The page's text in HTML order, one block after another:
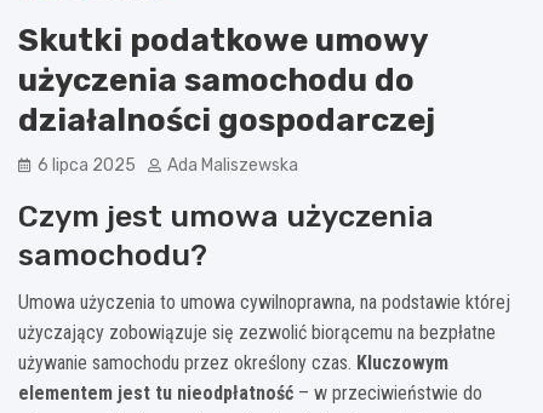
Skutki podatkowe umowy
użyczenia samochodu do
działalności gospodarczej
6 lipca 2025 Ada Maliszewska
Czym jest umowa użyczenia
samochodu?
Umowa użyczenia to umowa cywilnoprawna, na podstawie której
użyczający zobowiązuje się zezwolić biorącemu na bezpłatne
używanie samochodu przez określony czas. Kluczowym
elementem jest tu nieodpłatność – w przeciwieństwie do